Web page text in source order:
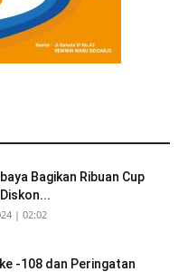
Bagikan Ribuan Cup
| 02:02
-108 dan Peringatan